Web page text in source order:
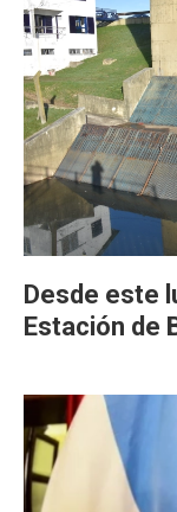
Desde este
Estación de